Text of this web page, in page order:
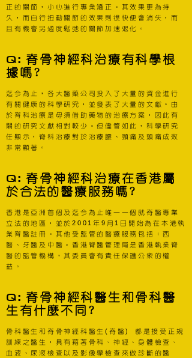
正的關節，小心進行專業矯正。其效果更為持
久，而自行扭動關節的效果則很快便會消失，而
且有機會另過度鬆弛的關節加速退化。
Q: 脊骨神經科治療有科學根
據嗎?
迄今為止，各大醫藥公司投入了大量的資金進行
有關健康的科學研究，並發表了大量的文獻。由
於脊科治療是毋須借助藥物的治療方案，因此有
關的研究文獻相對較少。但儘管如此，科學研究
任顯示，脊科治療對於治療腰、頸痛及頭痛成效
非常顯著。
Q: 脊骨神經科治療在香港屬
於合法的醫療服務嗎?
香港是亞洲首個及迄今為止唯一一個就脊醫專業
立法的地區，並於 2001 年 9 月 1 日開始為在本港執
業脊醫註冊。其他受監管的醫療服務包括：西
醫、牙醫及中醫。香港脊醫管理局是香港執業脊
醫的監管機構，其委員會有責任保護公眾的權
益。
Q: 脊骨神經科醫生和骨科醫
生有什麼不同?
骨科醫生和脊骨神經科醫生 ( 脊醫)
都是接受正規
訓練之醫生，具有藉著骨科、神經、身體檢查、
血液、尿液檢查以及影像學檢查來做診斷的醫